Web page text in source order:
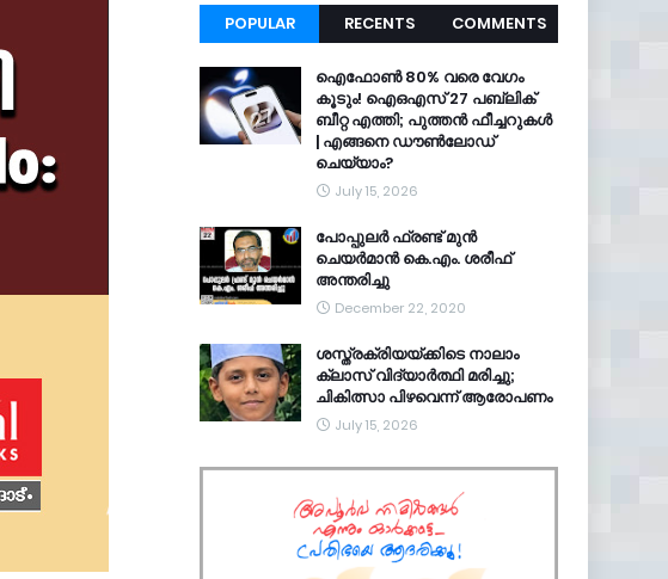
POPULAR RECENTS COMMENTS
ഐഫോൺ 80% വരെ വേഗം
കൂടും! ഐഒഎസ് 27 പബ്ലിക്
ബീറ്റ എത്തി; പുത്തൻ ഫീച്ചറുകൾ
| എങ്ങനെ ഡൗൺലോഡ്
ചെയ്യാം?
July 15, 2026
പോപ്പുലർ ഫ്രണ്ട്​ മുൻ
ചെയർമാൻ കെ.എം. ശരീഫ്​
അന്തരിച്ചു
December 22, 2020
ശസ്ത്രക്രിയയ്ക്കിടെ നാലാം
ക്ലാസ് വിദ്യാർത്ഥി മരിച്ചു;
ചികിത്സാ പിഴവെന്ന് ആരോപണം
July 15, 2026